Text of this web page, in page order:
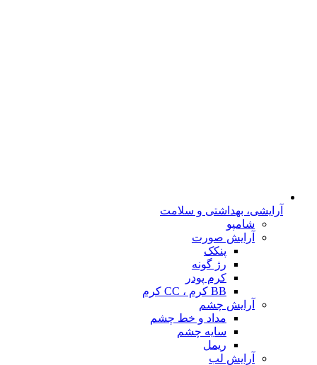
آرایشی، بهداشتی و سلامت
شامپو
آرایش صورت
پنکک
رژ گونه
کرم پودر
BB کرم ، CC کرم
آرایش چشم
مداد و خط چشم
سایه چشم
ریمل
آرایش لب